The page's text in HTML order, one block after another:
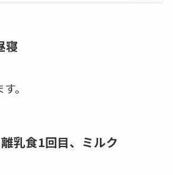
寝
。
乳食1回目、ミルク